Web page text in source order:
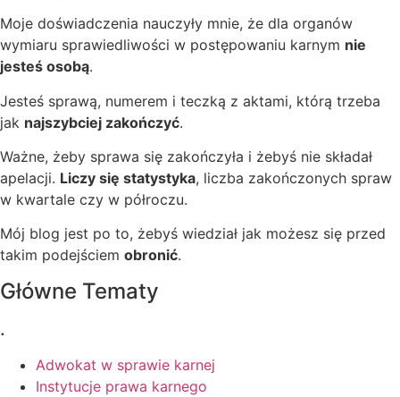
Moje doświadczenia nauczyły mnie, że dla organów
wymiaru sprawiedliwości w postępowaniu karnym nie
jesteś osobą.
Jesteś sprawą, numerem i teczką z aktami, którą trzeba
jak najszybciej zakończyć.
Ważne, żeby sprawa się zakończyła i żebyś nie składał
apelacji. Liczy się statystyka, liczba zakończonych spraw
w kwartale czy w półroczu.
Mój blog jest po to, żebyś wiedział jak możesz się przed
takim podejściem obronić.
Główne Tematy
.
Adwokat w sprawie karnej
Instytucje prawa karnego